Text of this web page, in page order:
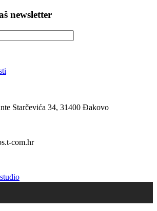
newsletter
Starčevića 34, 31400 Đakovo
com.hr